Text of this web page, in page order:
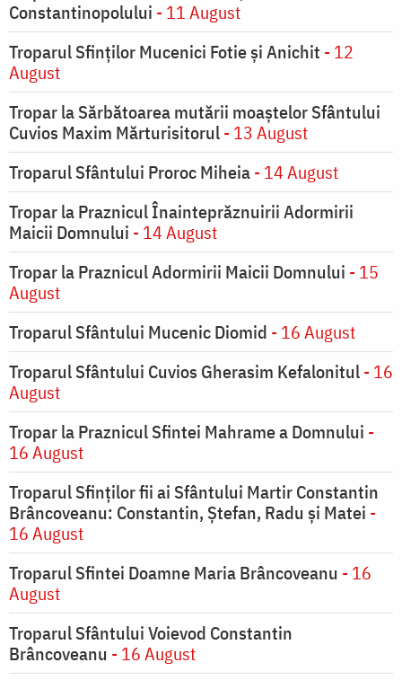
Constantinopolului - 11 August
Troparul Sfinţilor Mucenici Fotie şi Anichit - 12
August
Tropar la Sărbătoarea mutării moaştelor Sfântului
Cuvios Maxim Mărturisitorul- 13 August
Troparul Sfântului Proroc Miheia- 14 August
Tropar la Praznicul Înainteprăznuirii Adormirii
Maicii Domnului - 14 August
Tropar la Praznicul Adormirii Maicii Domnului - 15
August
Troparul Sfântului Mucenic Diomid - 16 August
Troparul Sfântului Cuvios Gherasim Kefalonitul- 16
August
Tropar la Praznicul Sfintei Mahrame a Domnului -
16 August
Troparul Sfinților fii ai Sfântului Martir Constantin
Brâncoveanu: Constantin, Ștefan, Radu și Matei -
16 August
Troparul Sfintei Doamne Maria Brâncoveanu - 16
August
Troparul Sfântului Voievod Constantin
Brâncoveanu - 16 August